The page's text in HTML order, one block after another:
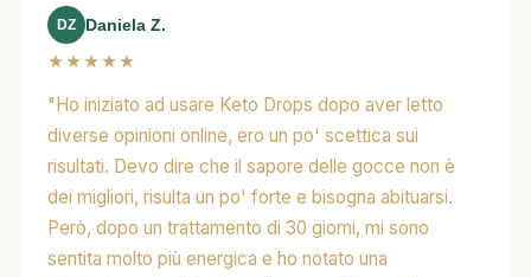
DZ
Daniela Z.
★★★★★
"Ho iniziato ad usare Keto Drops dopo aver letto
diverse opinioni online, ero un po' scettica sui
risultati. Devo dire che il sapore delle gocce non è
dei migliori, risulta un po' forte e bisogna abituarsi.
Però, dopo un trattamento di 30 giorni, mi sono
sentita molto più energica e ho notato una